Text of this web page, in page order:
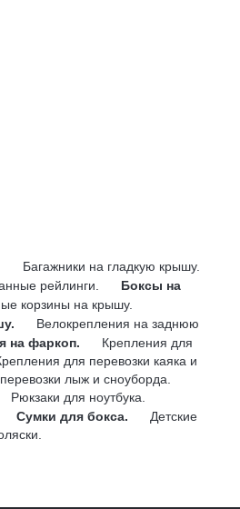
Багажники на гладкую крышу.
рейлинги.
Боксы на
корзины на крышу.
Велокрепления на заднюю
на фаркоп.
Крепления для
для перевозки каяка и
лыж и сноуборда.
Рюкзаки для ноутбука.
Сумки для бокса.
Детские